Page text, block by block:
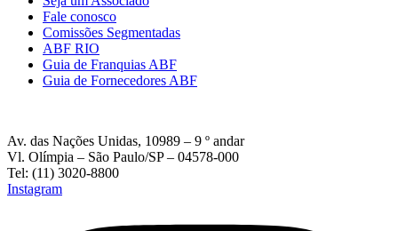
Fale conosco
Comissões Segmentadas
ABF RIO
Guia de Franquias ABF
Guia de Fornecedores ABF
Av. das Nações Unidas, 10989 – 9 º andar
Vl. Olímpia – São Paulo/SP – 04578-000
Tel: (11) 3020-8800
Instagram